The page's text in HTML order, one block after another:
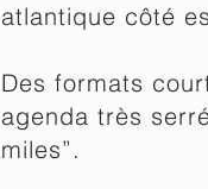
atlantique côté
Des formats
agenda très
miles”.